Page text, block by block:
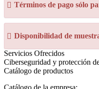
Términos de pago sólo
Disponibilidad de
Servicios Ofrecidos
Ciberseguridad y protección
Catálogo de productos
Catálogo de la empresa: